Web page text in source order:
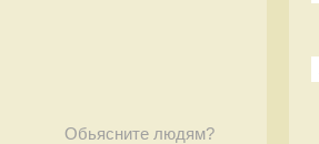
Обьясните людям?